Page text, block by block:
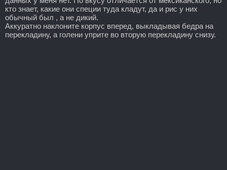
кто знает, какие они специи туда кладут, да и рис у них
обычный был , а не дикий.
Аккуратно наклоните корпус вперед, выкладывая бедра на
перекладину, а голени уприте во вторую перекладину снизу.